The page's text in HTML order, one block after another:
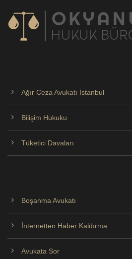
Ağır Ceza Avukatı İstanbul
Bilişim Hukuku
Tüketici Davaları
Boşanma Avukatı
İnternetten Haber Kaldırma
Avukata Sor